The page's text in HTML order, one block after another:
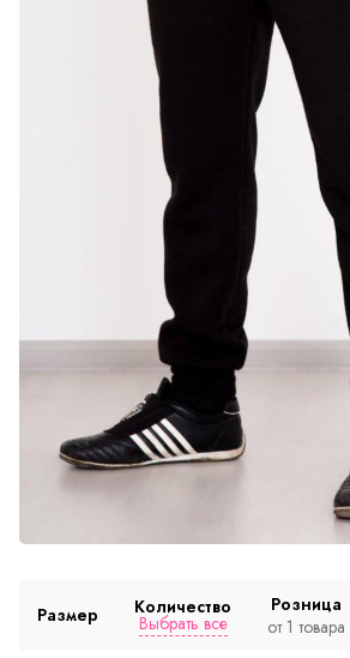
Размер Количество
Выбрать все
Розница
от 1 товара